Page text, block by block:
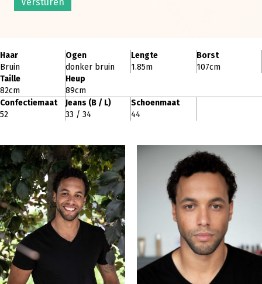
Haar
Bruin
Ogen
donker bruin
Lengte
1.85m
Borst
107cm
Taille
82cm
Heup
89cm
Confectiemaat
52
Jeans (B / L)
33 / 34
Schoenmaat
44